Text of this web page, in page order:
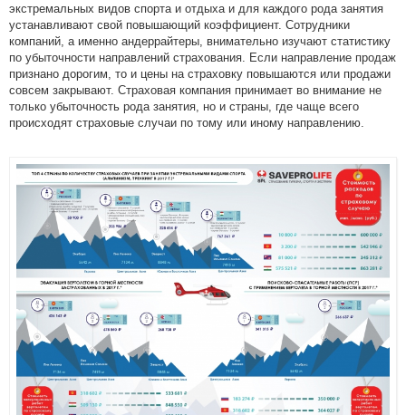
экстремальных видов спорта и отдыха и для каждого рода занятия
устанавливают свой повышающий коэффициент. Сотрудники
компаний, а именно андеррайтеры, внимательно изучают статистику
по убыточности направлений страхования. Если направление продаж
признано дорогим, то и цены на страховку повышаются или продажи
совсем закрывают. Страховая компания принимает во внимание не
только убыточность рода занятия, но и страны, где чаще всего
происходят страховые случаи по тому или иному направлению.